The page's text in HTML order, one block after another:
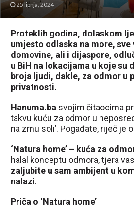
25 lipnja, 2024
Proteklih godina, dolaskom
umjesto odlaska na more, sve
domovine, ali i dijaspore,
u BiH na lokacijama u koje su
broja ljudi, dakle, za odmor u
privatnosti.
Hanuma.ba svojim čitaocima
takvu kuću za odmor u
na zrnu soli’. Pogađate, riječ je o
‘Natura home’ – kuća za
halal konceptu odmora, tjera
zaljubite u sam ambijent u
nalazi.
Priča o ‘Natura home’